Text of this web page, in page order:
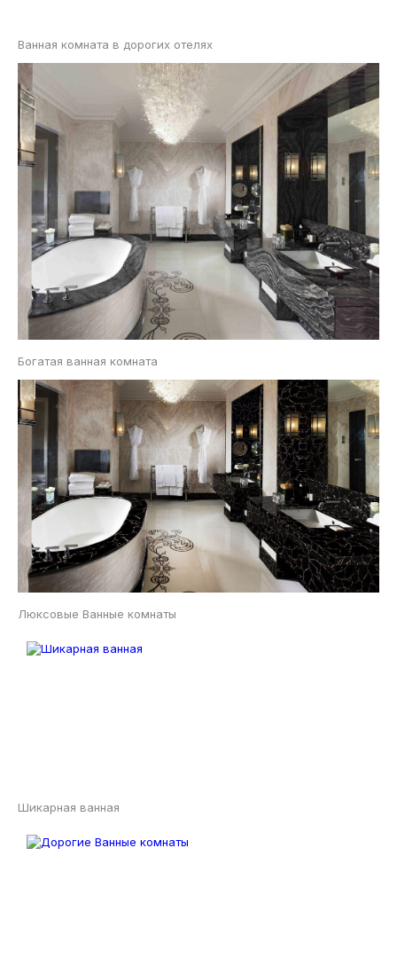
Ванная комната в дорогих отелях
Богатая ванная комната
Люксовые Ванные комнаты
Шикарная ванная